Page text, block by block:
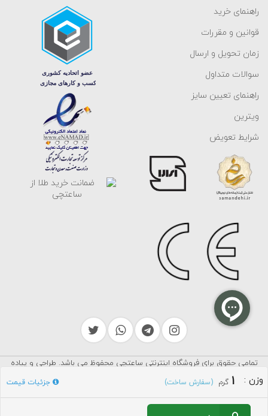
وزن :
1 گرم (سفارش ساخت) جزئیات قیمت
راهنمای خرید
قوانین و مقررات
زمان تحویل و ارسال
سوالات متداول
راهنمای تعیین سایز
ویترین
شرایط تعویض
تمامی حقوق برای فروشگاه اینترنتی ساعتچی محفوظ می باشد. طراحی و پیاده
سازی توسط